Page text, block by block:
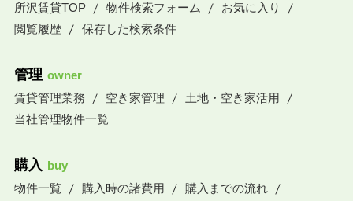
所沢賃貸TOP
物件検索フォーム
お気に入り
閲覧履歴
保存した検索条件
管理 owner
賃貸管理業務
空き家管理
土地・空き家活用
当社管理物件一覧
購入 buy
物件一覧
購入時の諸費用
購入までの流れ